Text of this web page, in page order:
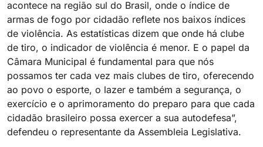
acontece na região sul do Brasil, onde o índice de
armas de fogo por cidadão reflete nos baixos índices
de violência. As estatísticas dizem que onde há clube
de tiro, o indicador de violência é menor. E o papel da
Câmara Municipal é fundamental para que nós
possamos ter cada vez mais clubes de tiro, oferecendo
ao povo o esporte, o lazer e também a segurança, o
exercício e o aprimoramento do preparo para que cada
cidadão brasileiro possa exercer a sua autodefesa”,
defendeu o representante da Assembleia Legislativa.